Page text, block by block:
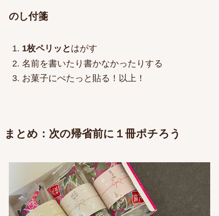
のし付箋
1枚ペリッと はがす
名前を書いたり書かなかったりする
お菓子にぺたっと貼る！以上！
まとめ：次の帰省前に１冊ポチろう